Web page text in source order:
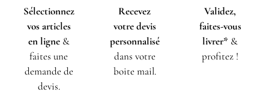
Sélectionnez
vos articles
en ligne&
faites une
demande de
devis.
Recevez
votre devis
personnalisé
dans votre
boite mail.
Validez,
faites-vous
livrer* &
profitez !